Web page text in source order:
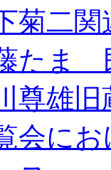
菊二関
たま
尊雄
会に